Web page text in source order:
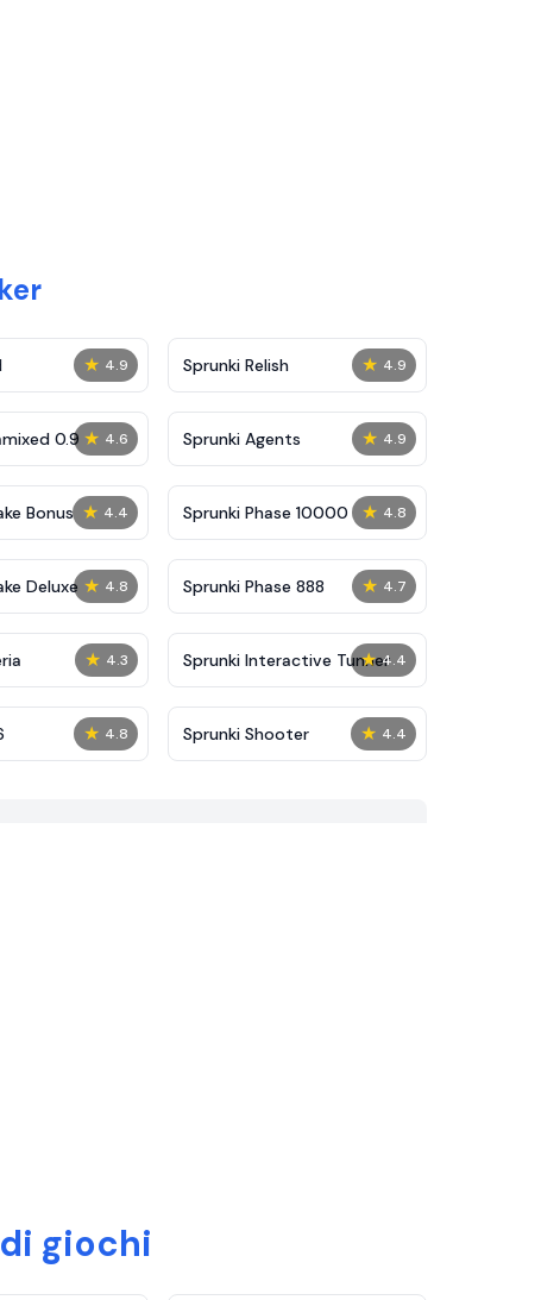
★ 4.9 ★ 4.9
Sprunki Relish
★ 4.6
0.9 ★ 4.9
Sprunki Agents
★ 4.4
Bonus ★ 4.8
Sprunki Phase 10000
★ 4.8
Deluxe ★ 4.7
Sprunki Phase 888
★ 4.3 ★ 4.4
Sprunki Interactive Tunner
★ 4.8 ★ 4.4
Sprunki Shooter
giochi